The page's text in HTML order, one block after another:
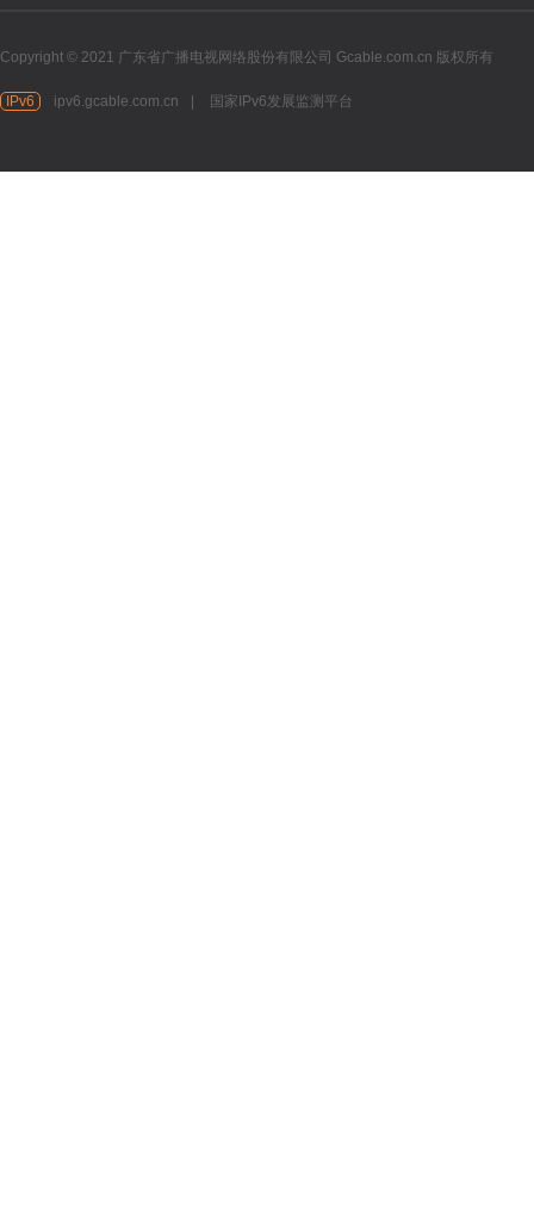
Copyright © 2021 广东省广播电视网络股份有限公司 Gcable.com.cn 版权所有
IPv6 ipv6.gcable.com.cn | 国家IPv6发展监测平台